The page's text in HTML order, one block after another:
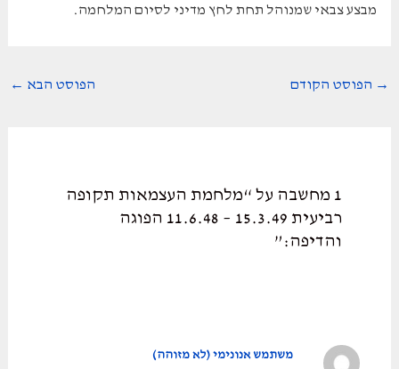
מבצע צבאי שמנוהל תחת לחץ מדיני לסיום המלחמה.
Post
→ הפוסט הקודם הפוסט הבא ←
1 מחשבה על “מלחמת העצמאות תקופה
רביעית 15.3.49 – 11.6.48 הפוגה
והדיפה:”
משתמש אנונימי (לא מזוהה)